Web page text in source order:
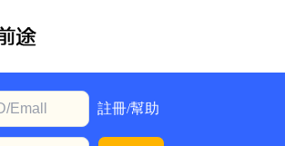
註冊/幫助